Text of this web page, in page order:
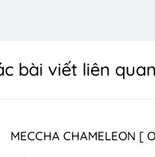
bài viết liên
MECCHA CHAMELEON [